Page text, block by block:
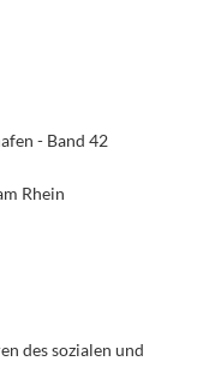
- Band 42
Rhein
des sozialen und